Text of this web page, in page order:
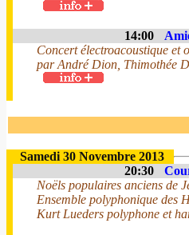
14:00
Concert électroacoustique et
par André Dion, Thimothée
Samedi 30 Novembre 2013
20:30
Noëls populaires anciens de
Ensemble polyphonique des
Kurt Lueders polyphone et